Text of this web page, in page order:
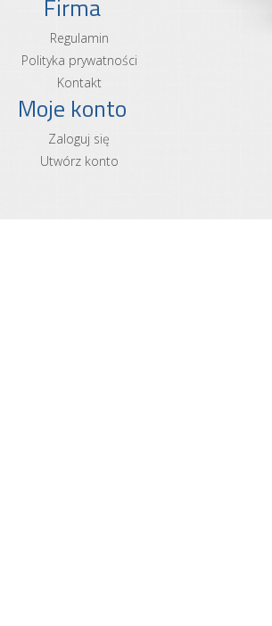
Firma
Regulamin
Polityka prywatności
Kontakt
Moje konto
Zaloguj się
Utwórz konto